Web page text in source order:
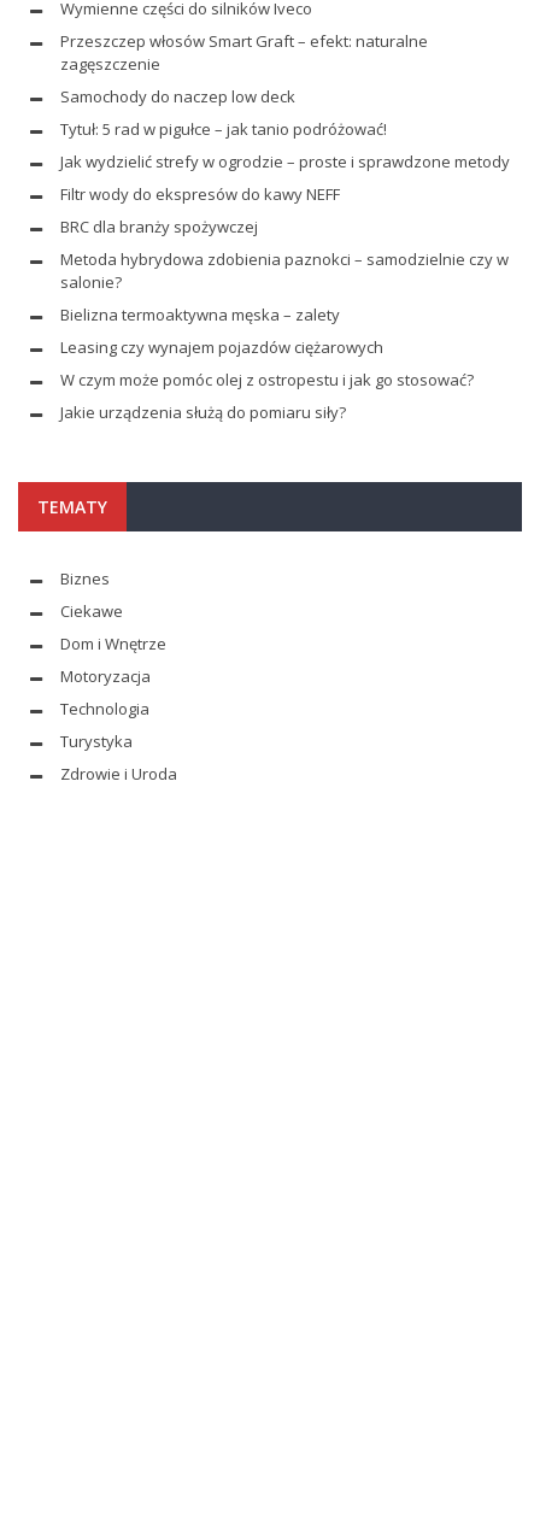
Wymienne części do silników Iveco
Przeszczep włosów Smart Graft – efekt: naturalne
zagęszczenie
Samochody do naczep low deck
Tytuł: 5 rad w pigułce – jak tanio podróżować!
Jak wydzielić strefy w ogrodzie – proste i sprawdzone metody
Filtr wody do ekspresów do kawy NEFF
BRC dla branży spożywczej
Metoda hybrydowa zdobienia paznokci – samodzielnie czy w
salonie?
Bielizna termoaktywna męska – zalety
Leasing czy wynajem pojazdów ciężarowych
W czym może pomóc olej z ostropestu i jak go stosować?
Jakie urządzenia służą do pomiaru siły?
TEMATY
Biznes
Ciekawe
Dom i Wnętrze
Motoryzacja
Technologia
Turystyka
Zdrowie i Uroda